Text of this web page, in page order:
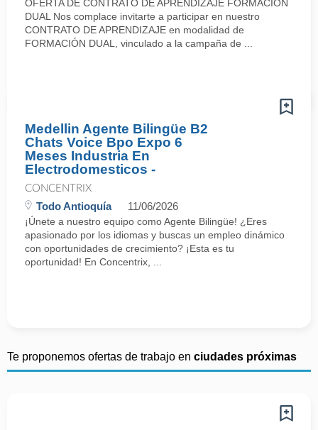
OFERTA DE CONTRATO DE APRENDIZAJE FORMACIÓN
DUAL Nos complace invitarte a participar en nuestro
CONTRATO DE APRENDIZAJE en modalidad de
FORMACIÓN DUAL, vinculado a la campaña de ...
Medellin Agente Bilingüe B2
Chats Voice Bpo Expo 6
Meses Industria En
Electrodomesticos -
CONCENTRIX
Todo Antioquía 11/06/2026
¡Únete a nuestro equipo como Agente Bilingüe! ¿Eres
apasionado por los idiomas y buscas un empleo dinámico
con oportunidades de crecimiento? ¡Esta es tu
oportunidad! En Concentrix, ...
Te proponemos ofertas de trabajo en ciudades próximas